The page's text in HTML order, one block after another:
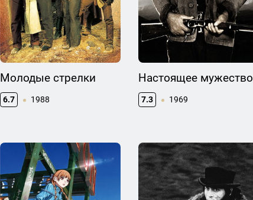
Молодые стрелки
6.7 1988
Настоящее мужество
7.3 1969